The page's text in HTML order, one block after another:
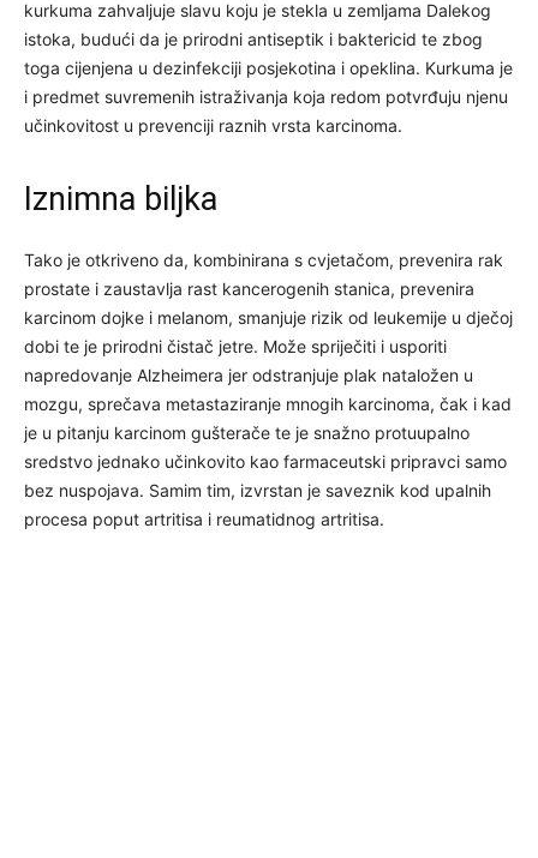
kurkuma zahvaljuje slavu koju je stekla u zemljama Dalekog
istoka, budući da je prirodni antiseptik i baktericid te zbog
toga cijenjena u dezinfekciji posjekotina i opeklina. Kurkuma je
i predmet suvremenih istraživanja koja redom potvrđuju njenu
učinkovitost u prevenciji raznih vrsta karcinoma.
Iznimna biljka
Tako je otkriveno da, kombinirana s cvjetačom, prevenira rak
prostate i zaustavlja rast kancerogenih stanica, prevenira
karcinom dojke i melanom, smanjuje rizik od leukemije u dječoj
dobi te je prirodni čistač jetre. Može spriječiti i usporiti
napredovanje Alzheimera jer odstranjuje plak nataložen u
mozgu, sprečava metastaziranje mnogih karcinoma, čak i kad
je u pitanju karcinom gušterače te je snažno protuupalno
sredstvo jednako učinkovito kao farmaceutski pripravci samo
bez nuspojava. Samim tim, izvrstan je saveznik kod upalnih
procesa poput artritisa i reumatidnog artritisa.